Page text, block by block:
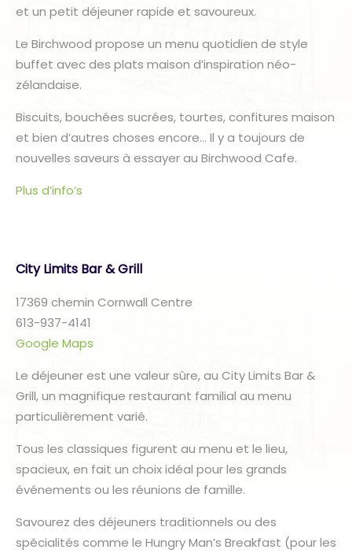
et un petit déjeuner rapide et savoureux.
Le Birchwood propose un menu quotidien de style
buffet avec des plats maison d’inspiration néo-
zélandaise.
Biscuits, bouchées sucrées, tourtes, confitures maison
et bien d’autres choses encore… Il y a toujours de
nouvelles saveurs à essayer au Birchwood Cafe.
Plus d’info’s
City Limits Bar & Grill
17369 chemin Cornwall Centre
613-937-4141
Google Maps
Le déjeuner est une valeur sûre, au City Limits Bar &
Grill, un magnifique restaurant familial au menu
particulièrement varié.
Tous les classiques figurent au menu et le lieu,
spacieux, en fait un choix idéal pour les grands
événements ou les réunions de famille.
Savourez des déjeuners traditionnels ou des
spécialités comme le Hungry Man’s Breakfast (pour les